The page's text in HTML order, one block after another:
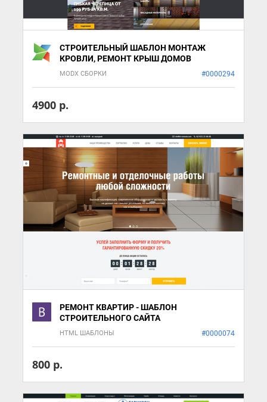
СТРОИТЕЛЬНЫЙ ШАБЛОН МОНТАЖ
КРОВЛИ, РЕМОНТ КРЫШ ДОМОВ
MODX СБОРКИ #0000294
4900 р.
РЕМОНТ КВАРТИР - ШАБЛОН
СТРОИТЕЛЬНОГО САЙТА
HTML ШАБЛОНЫ #0000074
800 р.